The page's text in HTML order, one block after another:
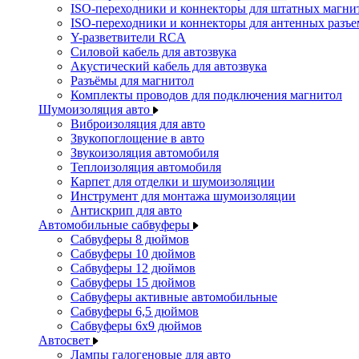
ISO-переходники и коннекторы для штатных
ISO-переходники и коннекторы для антенных
Y-разветвители RCA
Силовой кабель для автозвука
Акустический кабель для автозвука
Разъёмы для магнитол
Комплекты проводов для подключения магнитол
Шумоизоляция авто
Виброизоляция для авто
Звукопоглощение в авто
Звукоизоляция автомобиля
Теплоизоляция автомобиля
Карпет для отделки и шумоизоляции
Инструмент для монтажа шумоизоляции
Антискрип для авто
Автомобильные сабвуферы
Сабвуферы 8 дюймов
Сабвуферы 10 дюймов
Сабвуферы 12 дюймов
Сабвуферы 15 дюймов
Сабвуферы активные автомобильные
Сабвуферы 6,5 дюймов
Сабвуферы 6x9 дюймов
Автосвет
Лампы галогеновые для авто